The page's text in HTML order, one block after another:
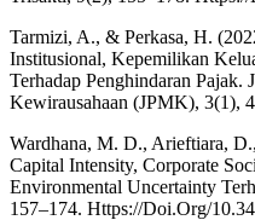
Tarmizi, A., & Perkasa, H.
Institusional, Kepemilikan
Terhadap Penghindaran Pajak.
Kewirausahaan (JPMK), 3(1),
Wardhana, M. D., Arieftiara,
Capital Intensity, Corporate
Environmental Uncertainty
157–174. Https://Doi.Org/